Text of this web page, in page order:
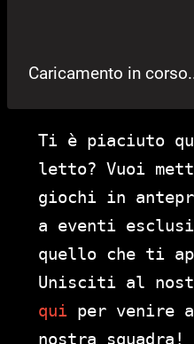
Caricamento in
Ti è piaciuto
letto? Vuoi
giochi in
a eventi
quello che ti
Unisciti al
qui per venire
nostra squadra!